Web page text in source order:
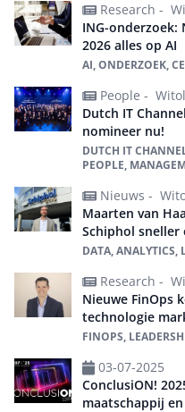
Research -
ING-onderzoek:
2026 alles op AI
AI, ONDERZOEK,
People -
Dutch IT
nomineer nu!
DUTCH IT
PEOPLE,
Nieuws -
Maarten van
Schiphol sneller
DATA, ANALYTICS,
Research -
Nieuwe FinOps
technologie
FINOPS,
03-07-2025
ConclusiON!
maatschappij